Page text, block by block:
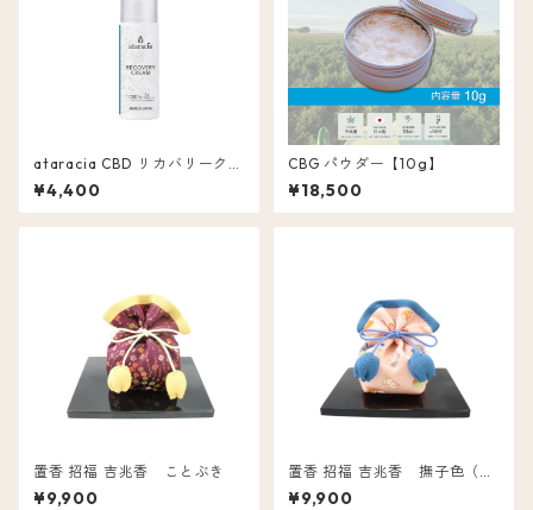
ataracia CBD リカバリークリ
ーム 含有量 500mg
¥4,400
CBG パウダー【10g】
¥18,500
置香 招福 吉兆香 ことぶき
¥9,900
置香 招福 吉兆香 撫子色（な
でしこ）
¥9,900